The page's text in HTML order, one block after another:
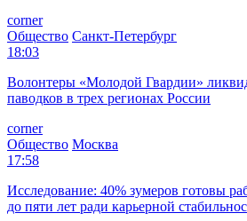
corner
Общество Санкт-Петербург
18:03
Волонтеры «Молодой Гвардии»
паводков в трех регионах России
corner
Общество Москва
17:58
Исследование: 40% зумеров готовы
до пяти лет ради карьерной